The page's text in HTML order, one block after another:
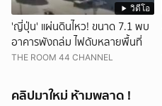
วิดีโอ
'ญี่ปุ่น' แผ่นดินไหว! ขนาด 7.1 พบ
อาคารพังถล่ม ไฟดับหลายพื้นที่
THE ROOM 44 CHANNEL
คลิปมาใหม่ ห้ามพลาด !